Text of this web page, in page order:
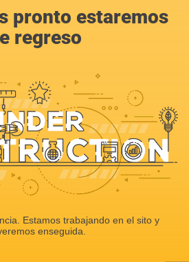
pronto estaremos
regreso
Estamos trabajando en el sito y
enseguida.